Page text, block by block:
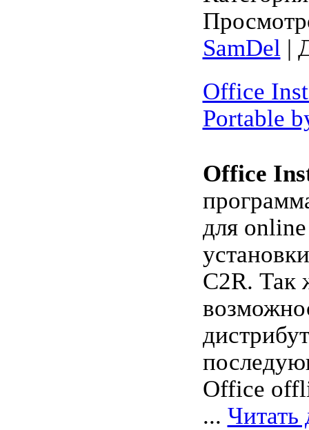
SamDel |
Office
Portable
Office
для
C2R. Так
Office
... Читать